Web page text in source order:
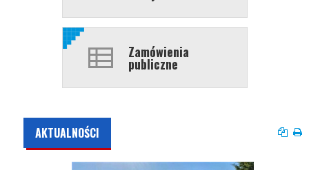
Zamówienia
publiczne
AKTUALNOŚCI